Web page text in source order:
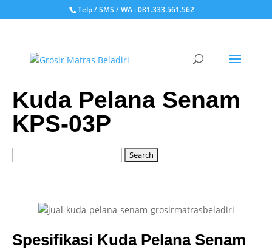
Telp / SMS / WA : 081.333.561.562
Kuda Pelana Senam
KPS-03P
Spesifikasi Kuda Pelana Senam